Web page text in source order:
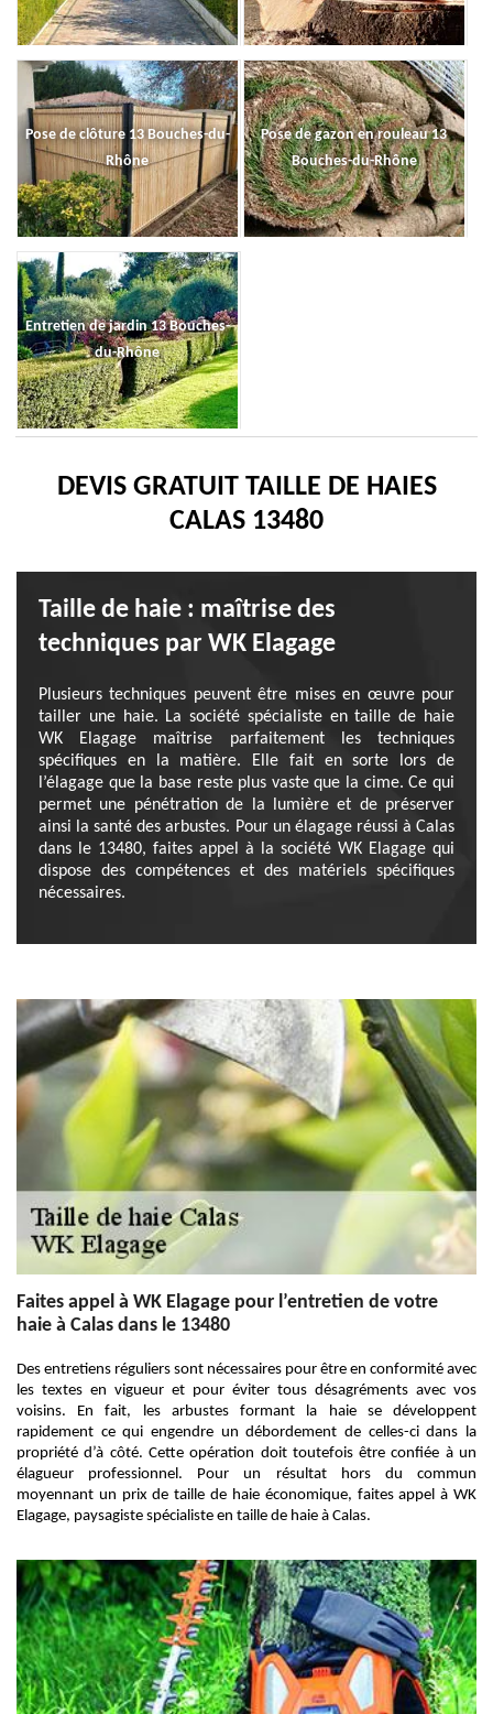
Pose de clôture 13 Bouches-du-
Rhône
Pose de gazon en rouleau 13
Bouches-du-Rhône
Entretien de jardin 13 Bouches-
du-Rhône
DEVIS GRATUIT TAILLE DE HAIES
CALAS 13480
Taille de haie : maîtrise des
techniques par WK Elagage
Plusieurs techniques peuvent être mises en œuvre pour
tailler une haie. La société spécialiste en taille de haie
WK Elagage maîtrise parfaitement les techniques
spécifiques en la matière. Elle fait en sorte lors de
l’élagage que la base reste plus vaste que la cime. Ce qui
permet une pénétration de la lumière et de préserver
ainsi la santé des arbustes. Pour un élagage réussi à Calas
dans le 13480, faites appel à la société WK Elagage qui
dispose des compétences et des matériels spécifiques
nécessaires.
Faites appel à WK Elagage pour l’entretien de votre
haie à Calas dans le 13480
Des entretiens réguliers sont nécessaires pour être en conformité avec
les textes en vigueur et pour éviter tous désagréments avec vos
voisins. En fait, les arbustes formant la haie se développent
rapidement ce qui engendre un débordement de celles-ci dans la
propriété d’à côté. Cette opération doit toutefois être confiée à un
élagueur professionnel. Pour un résultat hors du commun
moyennant un prix de taille de haie économique, faites appel à WK
Elagage, paysagiste spécialiste en taille de haie à Calas.